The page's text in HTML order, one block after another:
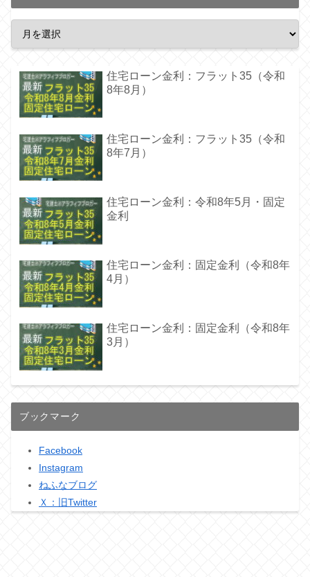
住宅ローン金利：フラット35（令和
8年8月）
住宅ローン金利：フラット35（令和
8年7月）
住宅ローン金利：令和8年5月・固定
金利
住宅ローン金利：固定金利（令和8年
4月）
住宅ローン金利：固定金利（令和8年
3月）
ブックマーク
Facebook
Instagram
ねふなブログ
Ｘ：旧Twitter